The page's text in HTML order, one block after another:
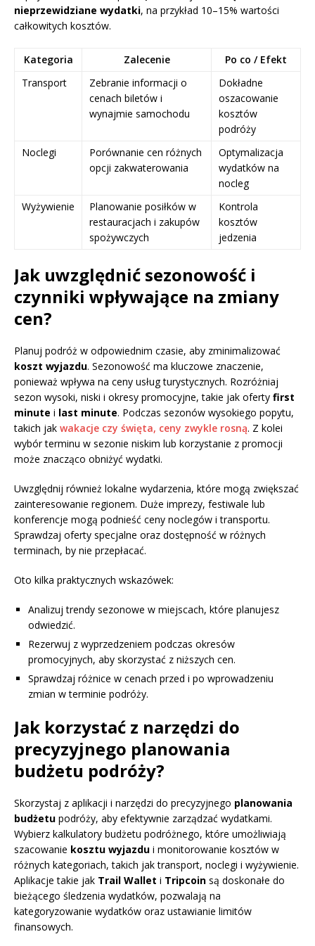
nieprzewidziane wydatki, na przykład 10–15% wartości
całkowitych kosztów.
Kategoria Zalecenie
Po co / Efekt
Transport
Zebranie informacji o
cenach biletów i
wynajmie samochodu
Dokładne
oszacowanie
kosztów
podróży
Noclegi
Porównanie cen różnych
opcji zakwaterowania
Optymalizacja
wydatków na
nocleg
Wyżywienie
Planowanie posiłków w
restauracjach i zakupów
spożywczych
Kontrola
kosztów
jedzenia
Jak uwzględnić sezonowość i
czynniki wpływające na zmiany
cen?
Planuj podróż w odpowiednim czasie, aby zminimalizować
koszt wyjazdu. Sezonowość ma kluczowe znaczenie,
ponieważ wpływa na ceny usług turystycznych. Rozróżniaj
sezon wysoki, niski i okresy promocyjne, takie jak oferty first
minute i last minute. Podczas sezonów wysokiego popytu,
takich jak wakacje czy święta, ceny zwykle rosną. Z kolei
wybór terminu w sezonie niskim lub korzystanie z promocji
może znacząco obniżyć wydatki.
Uwzględnij również lokalne wydarzenia, które mogą zwiększać
zainteresowanie regionem. Duże imprezy, festiwale lub
konferencje mogą podnieść ceny noclegów i transportu.
Sprawdzaj oferty specjalne oraz dostępność w różnych
terminach, by nie przepłacać.
Oto kilka praktycznych wskazówek:
Analizuj trendy sezonowe w miejscach, które planujesz
odwiedzić.
Rezerwuj z wyprzedzeniem podczas okresów
promocyjnych, aby skorzystać z niższych cen.
Sprawdzaj różnice w cenach przed i po wprowadzeniu
zmian w terminie podróży.
Jak korzystać z narzędzi do
precyzyjnego planowania
budżetu podróży?
Skorzystaj z aplikacji i narzędzi do precyzyjnego planowania
budżetu podróży, aby efektywnie zarządzać wydatkami.
Wybierz kalkulatory budżetu podróżnego, które umożliwiają
szacowanie kosztu wyjazdu i monitorowanie kosztów w
różnych kategoriach, takich jak transport, noclegi i wyżywienie.
Aplikacje takie jak Trail Wallet i Tripcoin są doskonałe do
bieżącego śledzenia wydatków, pozwalają na
kategoryzowanie wydatków oraz ustawianie limitów
finansowych.